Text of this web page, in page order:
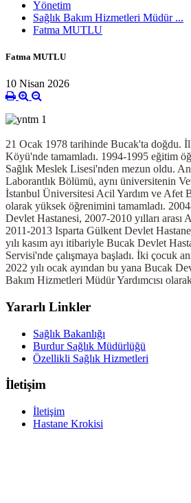
Yönetim
Sağlık Bakım Hizmetleri Müdür ...
Fatma MUTLU
Fatma MUTLU
10 Nisan 2026
21 Ocak 1978 tarihinde Bucak'ta doğdu.
Köyü'nde tamamladı. 1994-1995 eğitim
Sağlık Meslek Lisesi'nden mezun oldu.
Laborantlık Bölümü, aynı üniversitenin
İstanbul Üniversitesi Acil Yardım ve Afet
olarak yüksek öğrenimini tamamladı.
Devlet Hastanesi, 2007-2010 yılları arası
2011-2013 Isparta Gülkent Devlet
yılı kasım ayı itibariyle Bucak Devlet
Servisi'nde çalışmaya başladı. İki çocuk
2022 yılı ocak ayından bu yana Bucak
Bakım Hizmetleri Müdür Yardımcısı
Yararlı Linkler
Sağlık Bakanlığı
Burdur Sağlık Müdürlüğü
Özellikli Sağlık Hizmetleri
İletişim
İletişim
Hastane Krokisi